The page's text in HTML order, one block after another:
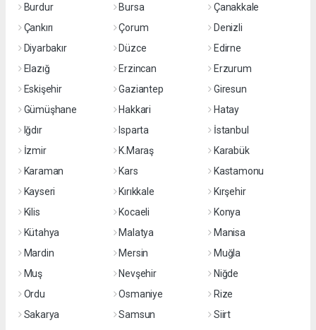
Burdur
Bursa
Çanakkale
Çankırı
Çorum
Denizli
Diyarbakır
Düzce
Edirne
Elazığ
Erzincan
Erzurum
Eskişehir
Gaziantep
Giresun
Gümüşhane
Hakkari
Hatay
Iğdır
Isparta
İstanbul
İzmir
K.Maraş
Karabük
Karaman
Kars
Kastamonu
Kayseri
Kırıkkale
Kırşehir
Kilis
Kocaeli
Konya
Kütahya
Malatya
Manisa
Mardin
Mersin
Muğla
Muş
Nevşehir
Niğde
Ordu
Osmaniye
Rize
Sakarya
Samsun
Siirt